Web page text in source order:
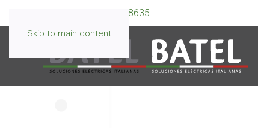
Skip to main content
099 595 8635